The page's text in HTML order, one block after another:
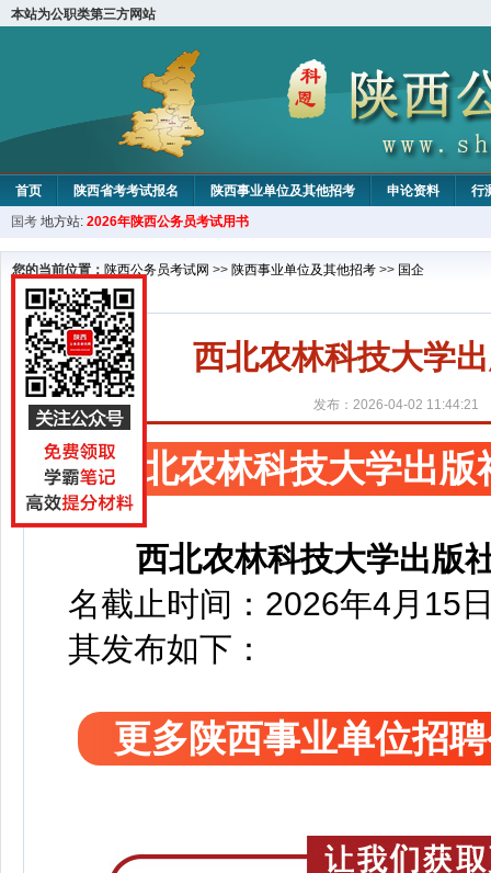
本站为公职类第三方网站
首页 陕西省考考试报名 陕西事业单位及其他招考 申论资料
行
国考 地方站: 2026年陕西公务员考试用书
您的当前位置： 陕西公务员考试网 >> 陕西事业单位及其他招考 >> 国企
西北农林科技大学
发布：2026-04-02 11:44:21
西北农林科技大学出
西北农林科技大学出版
名截止时间：2026年4月15
其发布如下：
更多陕西事业单位招